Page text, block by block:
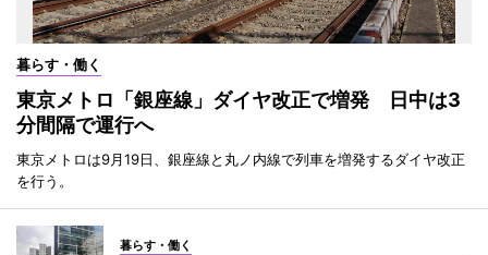
暮らす・働く
東京メトロ「銀座線」ダイヤ改正で増発 日中は3
分間隔で運行へ
東京メトロは9月19日、銀座線と丸ノ内線で列車を増発するダイヤ改正
を行う。
暮らす・働く